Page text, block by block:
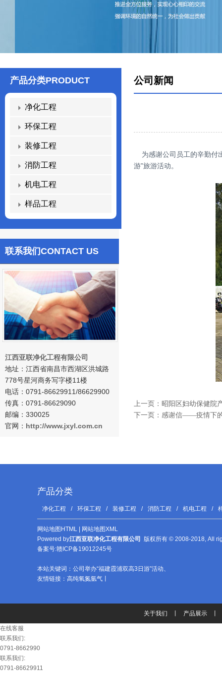
公司新闻
为感谢公司员工的辛勤付
游”旅游活动。
上一页： 昭阳区妇幼保健院
下一页： 感谢信——疫情下
产品分类PRODUCT
净化工程
环保工程
装修工程
消防工程
机电工程
样品工程
联系我们CONTACT US
江西亚联净化工程有限公司
地址： 江西省南昌市西湖区洪城路
778号星河商务写字楼11楼
电话：0791-86629911/86629900
传真：0791-86629090
邮编：330025
官网： http://www.jxyl.com.cn
产品分类
净化工程 / 环保工程 / 装修工程 / 消防工程 / 机电工程 /
网站地图HTML
网站地图XML
Powered by江西亚联净化工程有限公司
版权所有 © 2008-2018, All
备案号:赣ICP备19012245号
本站关键词： 公司举办“福建霞浦双高3日游”活动、
友情链接： 高纯氧氮氩气
关于我们 产品展示
在线客服
联系我们:
0791-8662990
联系我们:
0791-86629911